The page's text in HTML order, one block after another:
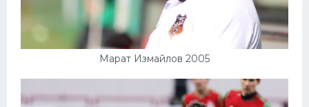
Марат Измайлов 2005